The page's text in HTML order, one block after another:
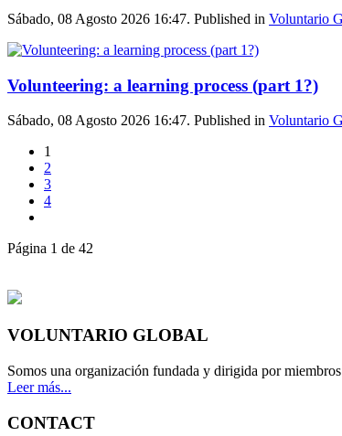
Sábado, 08 Agosto 2026 16:47. Published in Voluntario
Volunteering: a learning process (part 1?)
Sábado, 08 Agosto 2026 16:47. Published in Voluntario
1
2
3
4
Página 1 de 42
VOLUNTARIO GLOBAL
Somos una organización fundada y dirigida por
Leer más...
CONTACT